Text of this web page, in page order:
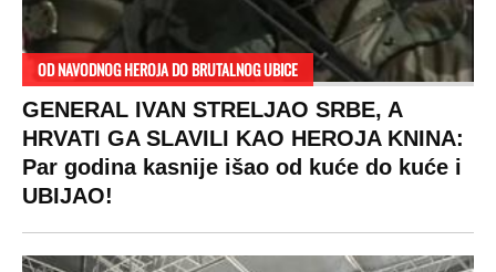
OD NAVODNOG HEROJA DO BRUTALNOG UBICE
GENERAL IVAN STRELJAO SRBE, A
HRVATI GA SLAVILI KAO HEROJA KNINA:
Par godina kasnije išao od kuće do kuće i
UBIJAO!